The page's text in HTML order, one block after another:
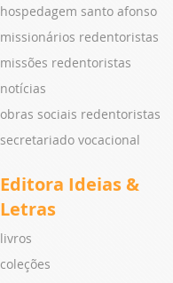
hospedagem santo afonso
missionários redentoristas
missões redentoristas
notícias
obras sociais redentoristas
secretariado vocacional
Editora Ideias &
Letras
livros
coleções